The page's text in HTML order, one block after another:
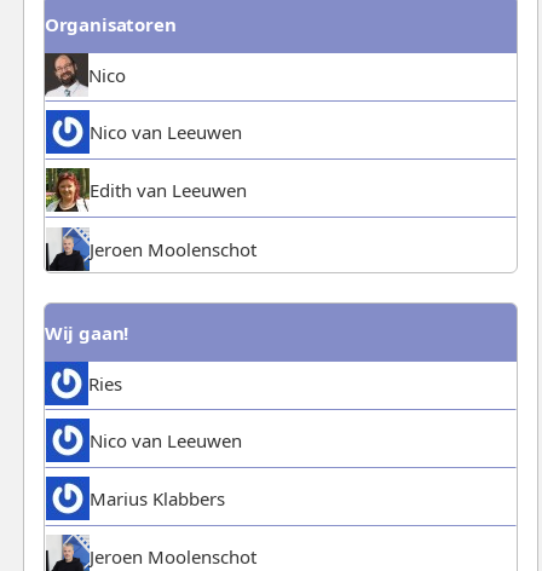
Organisatoren
Nico
Nico van Leeuwen
Edith van Leeuwen
Jeroen Moolenschot
Wij gaan!
Ries
Nico van Leeuwen
Marius Klabbers
Jeroen Moolenschot